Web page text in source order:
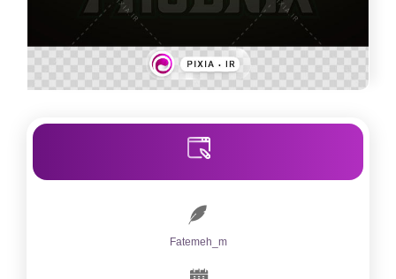
Fatemeh_m